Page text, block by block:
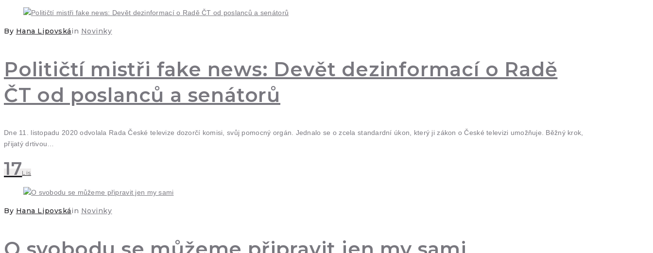
By Hana Lipovskáin Novinky
Političtí mistři fake news: Devět dezinformací o Radě
ČT od poslanců a senátorů
Dne 11. listopadu 2020 odvolala Rada České televize dozorčí komisi, svůj pomocný orgán. Jednalo se o zcela standardní úkon, který ji zákon o České televizi umožňuje. Běžný krok,
přijatý drtivou…
17Lis
By Hana Lipovskáin Novinky